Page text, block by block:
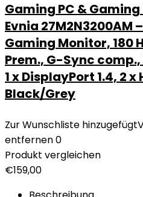
Gaming PC &
Evnia 27M2N3200AM
Gaming Monitor, 180
Prem., G-Sync comp.,
1 x DisplayPort 1.4, 2 x
Black/Grey
Zur Wunschliste hinzugefügt
entfernen0
Produkt vergleichen
€159,00